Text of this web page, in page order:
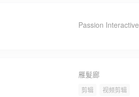
Passion Interactive
雁髮廊
剪辑 视频剪辑